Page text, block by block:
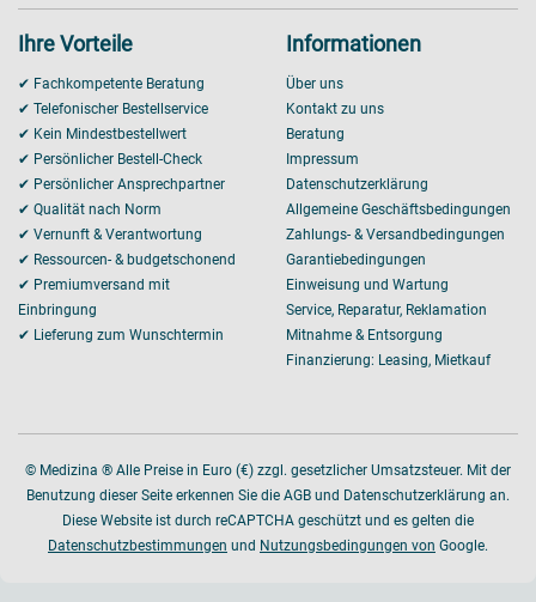
Ihre Vorteile
✔ Fachkompetente Beratung
✔ Telefonischer Bestellservice
✔ Kein Mindestbestellwert
✔ Persönlicher Bestell-Check
✔ Persönlicher Ansprechpartner
✔ Qualität nach Norm
✔ Vernunft & Verantwortung
✔ Ressourcen- & budgetschonend
✔ Premiumversand mit
Einbringung
✔ Lieferung zum Wunschtermin
Informationen
Über uns
Kontakt zu uns
Beratung
Impressum
Datenschutzerklärung
Allgemeine Geschäftsbedingungen
Zahlungs- & Versandbedingungen
Garantiebedingungen
Einweisung und Wartung
Service, Reparatur, Reklamation
Mitnahme & Entsorgung
Finanzierung: Leasing, Mietkauf
© Medizina ® Alle Preise in Euro (€) zzgl. gesetzlicher Umsatzsteuer. Mit der
Benutzung dieser Seite erkennen Sie die AGB und Datenschutzerklärung an.
Diese Website ist durch reCAPTCHA geschützt und es gelten die
Datenschutzbestimmungen und Nutzungsbedingungen von Google.